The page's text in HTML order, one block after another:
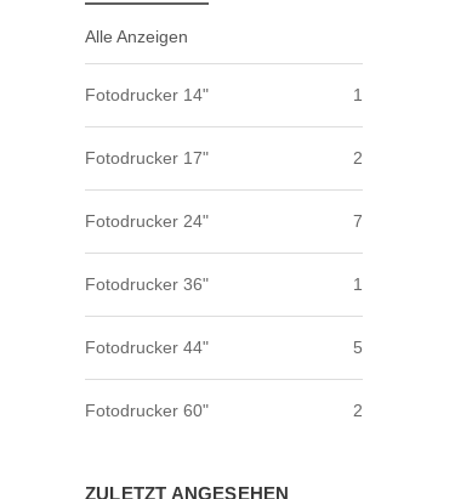
Alle Anzeigen
Fotodrucker 14" 1
Fotodrucker 17" 2
Fotodrucker 24" 7
Fotodrucker 36" 1
Fotodrucker 44" 5
Fotodrucker 60" 2
ZULETZT ANGESEHEN